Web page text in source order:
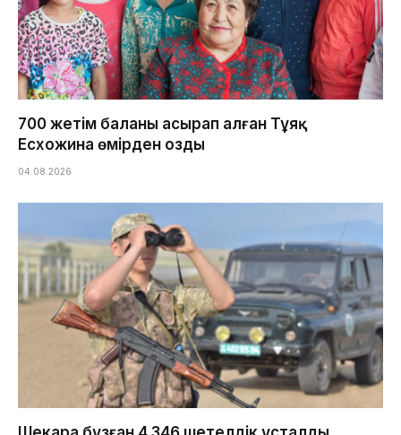
700 жетім баланы асырап алған Тұяқ
Есхожина өмірден озды
04.08.2026